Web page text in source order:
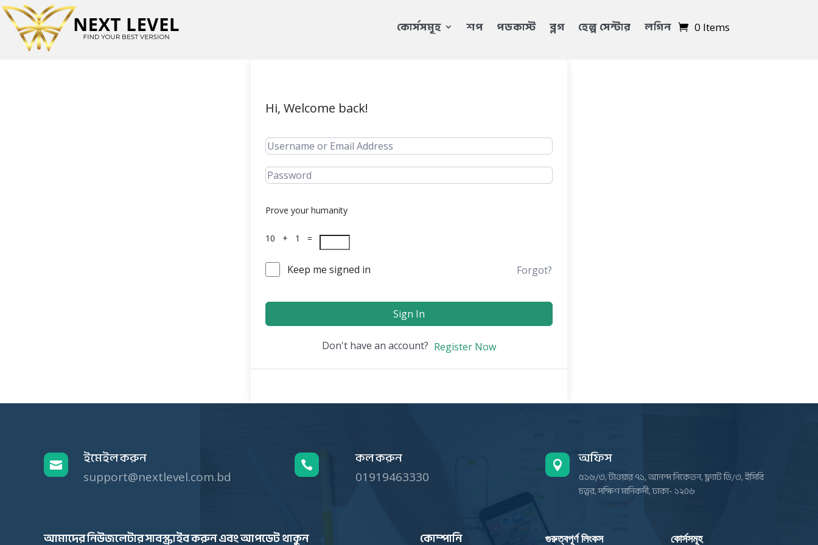
কোর্সসমূহ শপ পডকাস্ট ব্লগ হেল্প সেন্টার লগিন 0 Items
Hi, Welcome back!
Prove your humanity
10 + 1 =
Keep me signed in Forgot?
Sign In
Don't have an account? Register Now
 ইমেইল করুন
support@nextlevel.com.bd
 কল করুন
01919463330
 অফিস
৫১৬/৩, টাওয়ার ৭১, আনন্দ নিকেতন, ফ্ল্যাট ডি/৩, ইসিবি
চত্বর, দক্ষিণ মানিকদী, ঢাকা- ১২০৬
আমাদের নিউজলেটার সাবস্ক্রাইব করুন এবং আপডেট থাকুন কোম্পানি গুরুত্বপূর্ণ লিংকস কোর্সসমূহ